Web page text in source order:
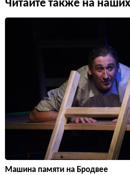
Читайте также на
Машина памяти на Бродвее